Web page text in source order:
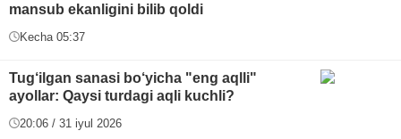
mansub ekanligini bilib qoldi
Kecha 05:37
Tug‘ilgan sanasi bo‘yicha "eng aqlli"
ayollar: Qaysi turdagi aqli kuchli?
20:06 / 31 iyul 2026